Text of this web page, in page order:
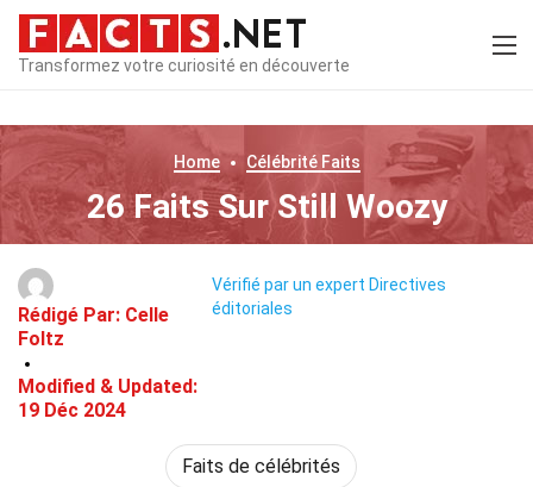
Transformez votre curiosité en découverte
Home CélébritéFaits
26 Faits Sur Still Woozy
Rédigé Par: Celle
Foltz
Modified & Updated:
19 Déc 2024
Vérifié par un expert Directives
éditoriales
Faits de célébrités